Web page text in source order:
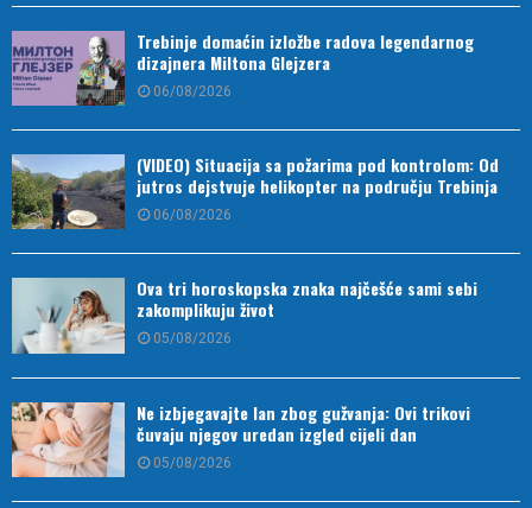
Trebinje domaćin izložbe radova legendarnog
dizajnera Miltona Glejzera
06/08/2026
(VIDEO) Situacija sa požarima pod kontrolom: Od
jutros dejstvuje helikopter na području Trebinja
06/08/2026
Ova tri horoskopska znaka najčešće sami sebi
zakomplikuju život
05/08/2026
Ne izbjegavajte lan zbog gužvanja: Ovi trikovi
čuvaju njegov uredan izgled cijeli dan
05/08/2026